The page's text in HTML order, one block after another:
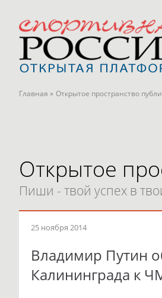
Главная » Открытое пространство
Открытое
Пиши - твой успех в
25 ноября 2014
Владимир Путин
Калининграда к